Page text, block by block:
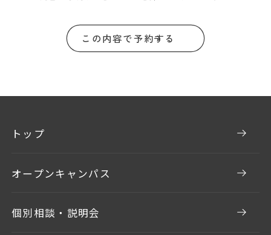
トップ
オープンキャンパス
個別相談・説明会